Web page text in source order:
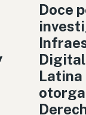
Doce
Latina